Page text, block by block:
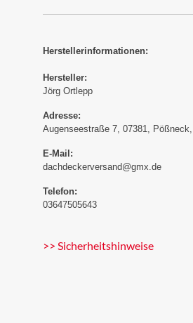
Herstellerinformationen:
Hersteller:
Jörg Ortlepp
Adresse:
Augenseestraße 7, 07381,
E-Mail:
dachdeckerversand@gmx.de
Telefon:
03647505643
>> Sicherheitshinweise